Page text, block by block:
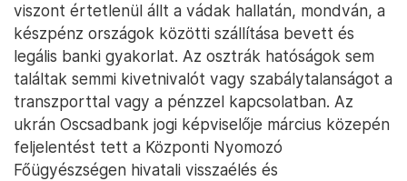
viszont értetlenül állt a vádak hallatán, mondván, a
készpénz országok közötti szállítása bevett és
legális banki gyakorlat. Az osztrák hatóságok sem
találtak semmi kivetnivalót vagy szabálytalanságot a
transzporttal vagy a pénzzel kapcsolatban. Az
ukrán Oscsadbank jogi képviselője március közepén
feljelentést tett a Központi Nyomozó
Főügyészségen hivatali visszaélés és